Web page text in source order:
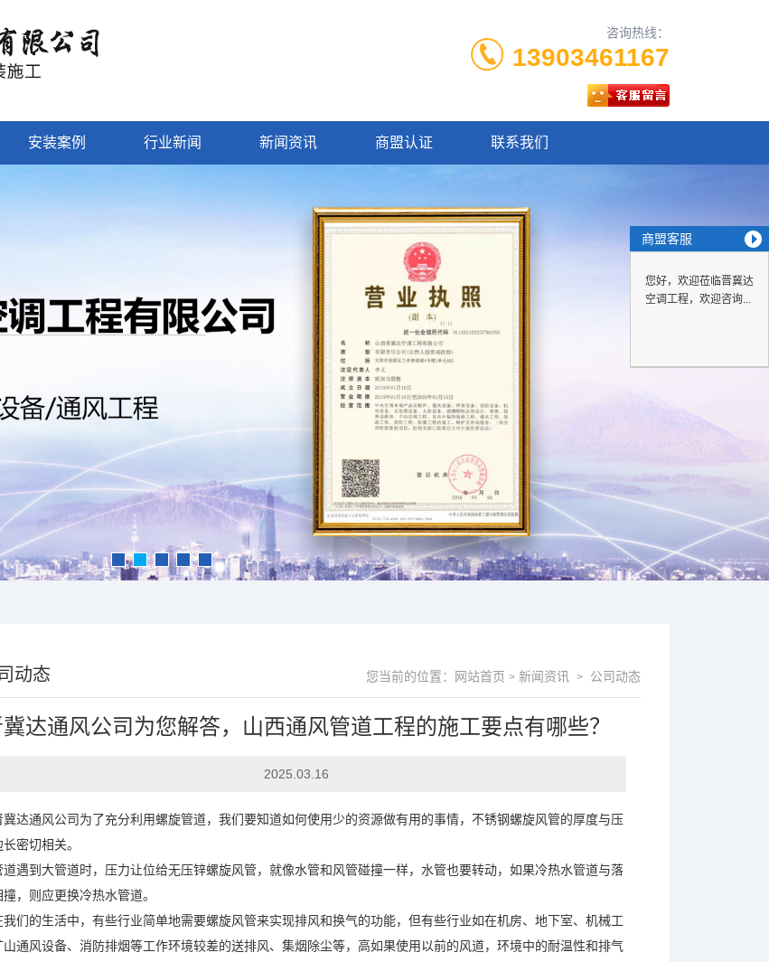
咨询热线：
13903461167
安装案例 行业新闻 新闻资讯 商盟认证 联系我们
动态 您当前的位置： 网站首页 > 新闻资讯 > 公司动态
达通风公司为您解答，山西通风管道工程的施工要点有哪些？
2025.03.16
冀达通风公司为了充分利用螺旋管道，我们要知道如何使用少的资源做有用的事情，不锈钢螺旋风管的厚度与压
密切相关。
道遇到大管道时，压力让位给无压锌螺旋风管，就像水管和风管碰撞一样，水管也要转动，如果冷热水管道与落
，则应更换冷热水管道。
我们的生活中，有些行业简单地需要螺旋风管来实现排风和换气的功能，但有些行业如在机房、地下室、机械工
山通风设备、消防排烟等工作环境较差的送排风、集烟除尘等，高如果使用以前的风道，环境中的耐温性和排气
商盟客服
您好，欢迎莅临晋冀达
空调工程，欢迎咨询...